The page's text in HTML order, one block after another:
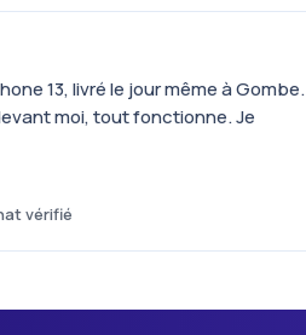
13, livré le jour même à Gombe.
moi, tout fonctionne. Je
vérifié